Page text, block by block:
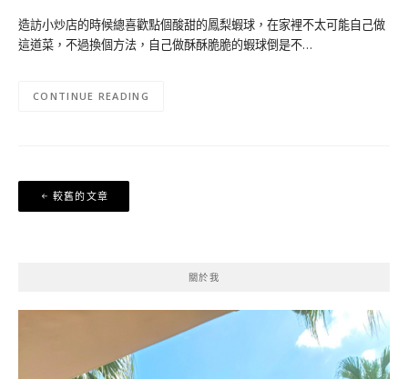
造訪小炒店的時候總喜歡點個酸甜的鳳梨蝦球，在家裡不太可能自己做
這道菜，不過換個方法，自己做酥酥脆脆的蝦球倒是不…
CONTINUE READING
文
章
較舊的文章
關於我